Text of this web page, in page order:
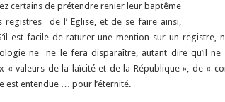
certains de prétendre renier leur baptême
registres de l’ Eglise, et de se faire ainsi,
est facile de raturer une mention sur un registre,
ne ne le fera disparaître, autant dire qu’il
« valeurs de la laïcité et de la République », de «
est entendue … pour l’éternité.